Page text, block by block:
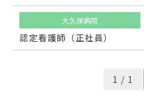
大久保病院
認定看護師（正社員）
1 / 1